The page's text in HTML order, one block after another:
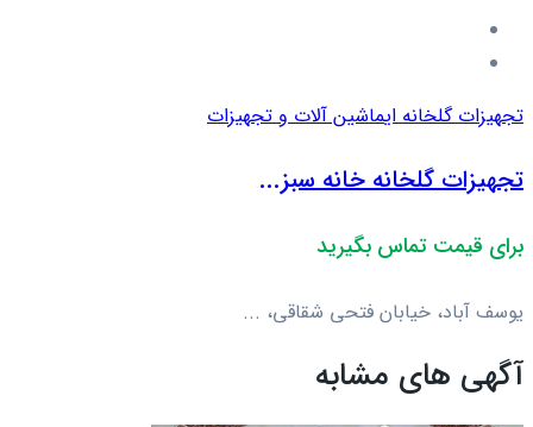
تجهیزات گلخانه ایماشین آلات و تجهیزات
تجهیزات گلخانه خانه سبز...
برای قیمت تماس بگیرید
یوسف آباد، خیابان فتحی شقاقی، ...
آگهی های مشابه